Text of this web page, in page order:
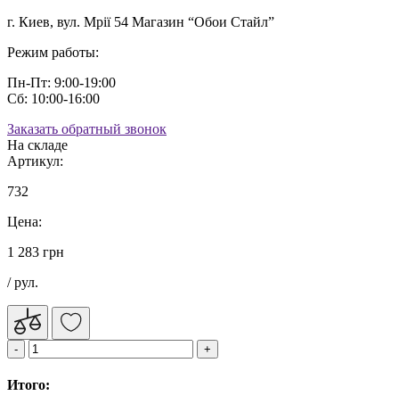
г. Киев, вул. Мрії 54 Магазин “Обои Стайл”
Режим работы:
Пн-Пт: 9:00-19:00
Сб: 10:00-16:00
Заказать обратный звонок
На складе
Артикул:
732
Цена:
1 283 грн
/ рул.
Итого: